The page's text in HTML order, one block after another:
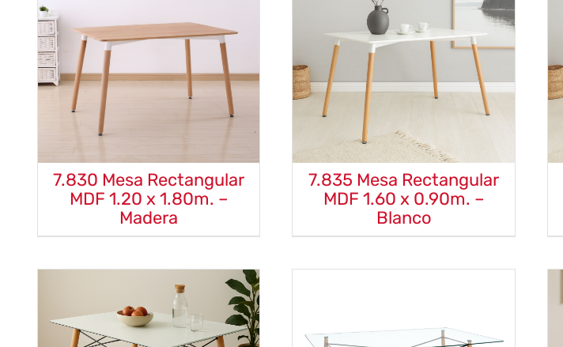
7.830 Mesa Rectangular
MDF 1.20 x 1.80m. –
Madera
7.835 Mesa Rectangular
MDF 1.60 x 0.90m. –
Blanco